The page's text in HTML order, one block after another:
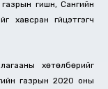
гишүүн, Сангийн
хавсран гүйцэтгэгч
хөтөлбөрийг
газрын 2020 оны